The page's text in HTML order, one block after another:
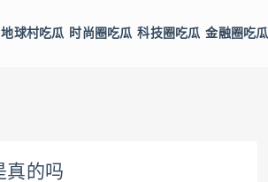
地球村吃瓜 时尚圈吃瓜 科技圈吃瓜 金融圈吃瓜
真的吗